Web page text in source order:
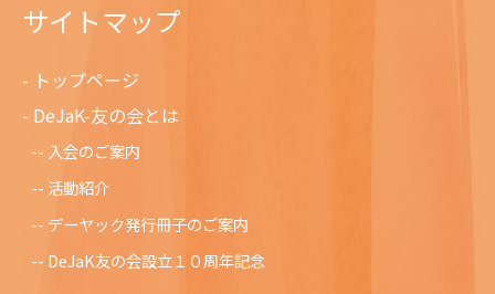
サイトマップ
トップページ
DeJaK-友の会とは
入会のご案内
活動紹介
デーヤック発行冊子のご案内
DeJaK友の会設立１０周年記念